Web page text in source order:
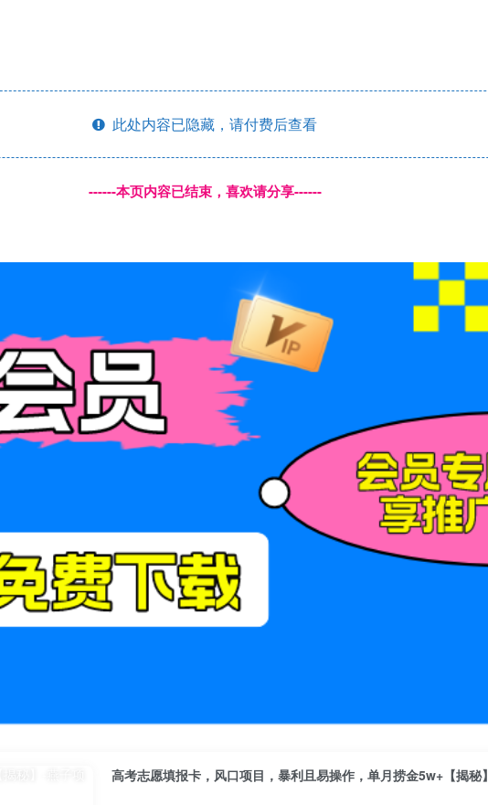
此处内容已隐藏，请付费后查看
------本页内容已结束，喜欢请分享------
高考志愿填报卡，风口项目，暴利且易操作，单月捞金5w+【揭秘】